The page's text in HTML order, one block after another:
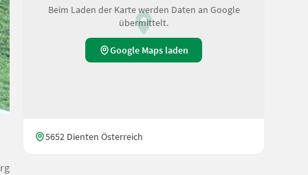
Beim Laden der Karte werden Daten an Google
übermittelt.
Google Maps laden
5652 Dienten Österreich